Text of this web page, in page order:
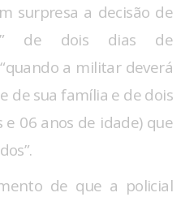
surpresa a decisão de
de dois dias de
a militar deverá
de sua família e de dois
06 anos de idade) que
de que a policial